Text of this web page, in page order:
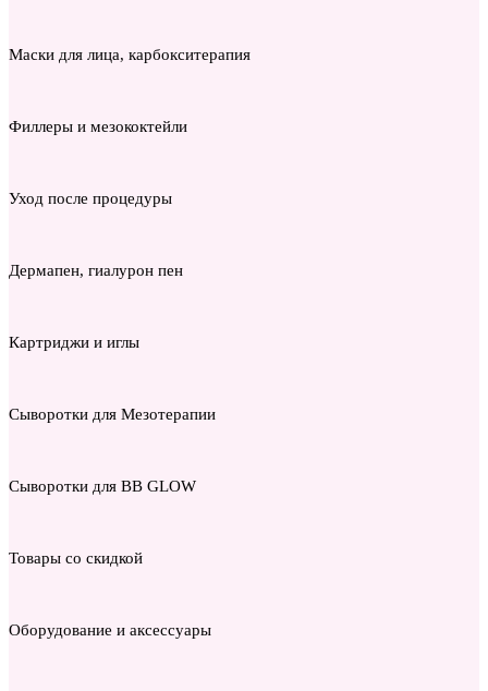
Маски для лица, карбокситерапия
Филлеры и мезококтейли
Уход после процедуры
Дермапен, гиалурон пен
Картриджи и иглы
Сыворотки для Мезотерапии
Сыворотки для BB GLOW
Товары со скидкой
Оборудование и аксессуары